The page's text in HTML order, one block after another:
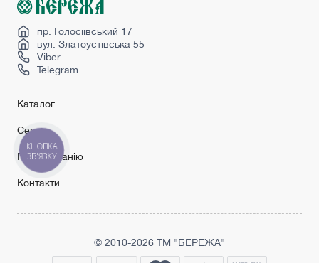
Сучасні вхідні двері
Чорні міжкімнатні двері
пр. Голосіївський 17
вул. Златоустівська 55
Viber
Telegram
Каталог
Сервіс
Про компанію
Контакти
© 2010-2026 ТМ "БЕРЕЖА"
КНОПКА
ЗВ'ЯЗКУ